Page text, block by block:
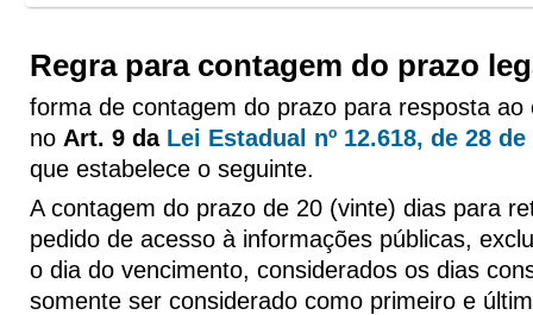
Regra para contagem do prazo
forma de contagem do prazo para resposta ao
no Art. 9 da Lei Estadual nº 12.618, de 28
que estabelece o seguinte.
A contagem do prazo de 20 (vinte) dias para
pedido de acesso à informações públicas,
o dia do vencimento, considerados os dias
somente ser considerado como primeiro e